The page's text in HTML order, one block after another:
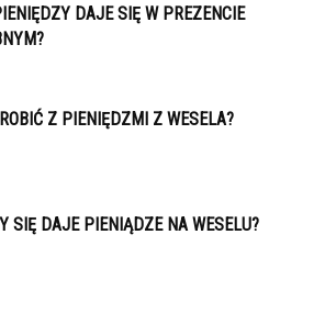
DAJE SIĘ W PREZENCIE
Z PIENIĘDZMI Z WESELA?
SIĘ DAJE PIENIĄDZE NA WESELU?